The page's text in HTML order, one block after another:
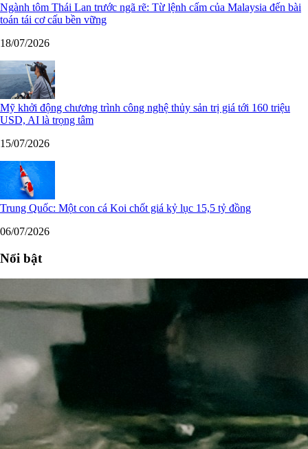
Ngành tôm Thái Lan trước ngã rẽ: Từ lệnh cấm của Malaysia đến bài
toán tái cơ cấu bền vững
18/07/2026
Mỹ khởi động chương trình công nghệ thủy sản trị giá tới 160 triệu
USD, AI là trọng tâm
15/07/2026
Trung Quốc: Một con cá Koi chốt giá kỷ lục 15,5 tỷ đồng
06/07/2026
Nổi bật